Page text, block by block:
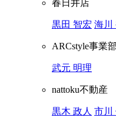
春日井店
黒田 智宏 海川
ARCstyle事業部
武元 明理
nattoku不動産
黒木 政人 市川